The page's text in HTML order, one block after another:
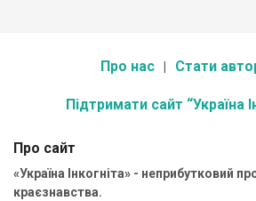
Про нас Стати
Підтримати сайт “Україна
Про сайт
«Україна Інкогніта» - неприбутковий
краєзнавства.